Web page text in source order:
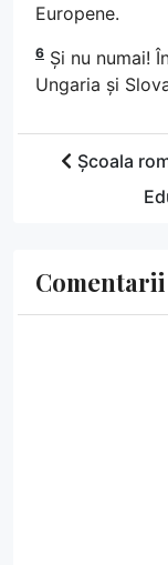
Europene.
6 Și nu numai!
Ungaria și
Școala
Comentarii